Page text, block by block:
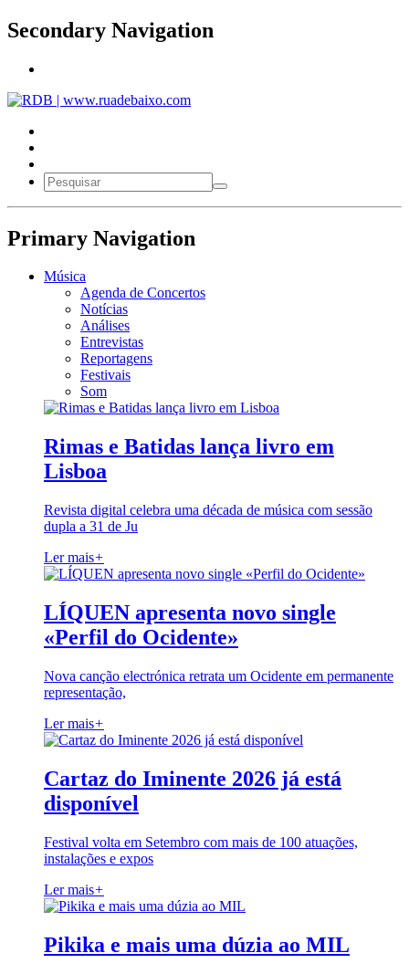
Secondary Navigation
Primary Navigation
Música
Agenda de Concertos
Notícias
Análises
Entrevistas
Reportagens
Festivais
Som
Rimas e Batidas lança livro em
Lisboa
Revista digital celebra uma década de música com sessão
dupla a 31 de Ju
Ler mais+
LÍQUEN apresenta novo single
«Perfil do Ocidente»
Nova canção electrónica retrata um Ocidente em permanente
representação,
Ler mais+
Cartaz do Iminente 2026 já está
disponível
Festival volta em Setembro com mais de 100 atuações,
instalações e expos
Ler mais+
Pikika e mais uma dúzia ao MIL